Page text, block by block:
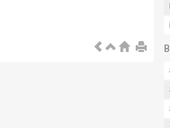
czasu wycofania tej zgody.
do realizacji zawartej umowy,
na przetwarzanie danych po
z umowy o dofinansowanie